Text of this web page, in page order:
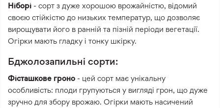
Ніборі - сорт з дуже хорошою врожайністю, відомий
своєю стійкістю до низьких температур, що дозволяє
вирощувати його в ранній та пізній періоди вегетації.
Огірки мають гладку і тонку шкірку.
Бджолозапильні сорти:
Фісташкове гроно - цей сорт має унікальну
особливість: плоди групуються у вигляді грон, що дуже
зручно для збору врожаю. Огірки мають насичений